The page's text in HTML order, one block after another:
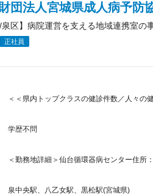
団法人宮城県成人病予防
/泉区】病院運営を支える地域連携室
正社員
＜＜県内トップクラスの健診件数／人々の
学歴不問
＜勤務地詳細＞仙台循環器病センター住所
泉中央駅、八乙女駅、黒松駅(宮城県)